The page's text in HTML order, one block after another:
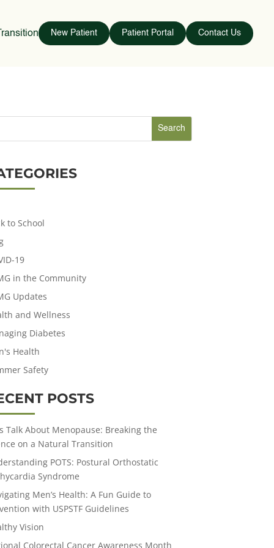
New Patient Patient Portal Contact Us
to School
19
in the Community
Updates
and Wellness
Diabetes
Health
Safety
POSTS
Talk About Menopause: Breaking the
on a Natural Transition
POTS: Postural Orthostatic
Syndrome
Men’s Health: A Fun Guide to
with USPSTF Guidelines
Vision
Colorectal Cancer Awareness Month